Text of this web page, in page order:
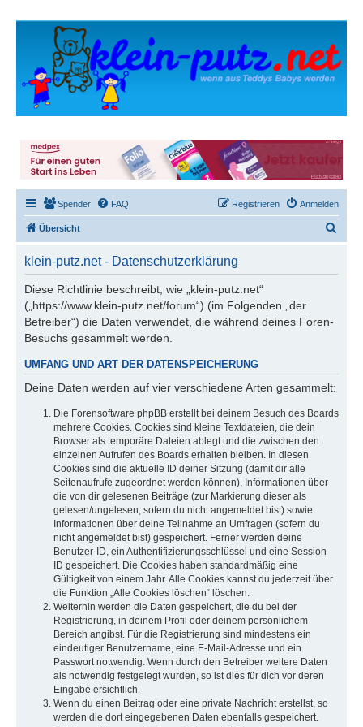
Spender FAQ Anmelden
Registrieren
Übersicht
klein-putz.net - Datenschutzerklärung
Diese Richtlinie beschreibt, wie „klein-putz.net“
(„https://www.klein-putz.net/forum“) (im Folgenden „der
Betreiber“) die Daten verwendet, die während deines Foren-
Besuchs gesammelt werden.
UMFANG UND ART DER DATENSPEICHERUNG
Deine Daten werden auf vier verschiedene Arten gesammelt:
Die Forensoftware phpBB erstellt bei deinem Besuch des Boards
mehrere Cookies. Cookies sind kleine Textdateien, die dein
Browser als temporäre Dateien ablegt und die zwischen den
einzelnen Aufrufen des Boards erhalten bleiben. In diesen
Cookies sind die aktuelle ID deiner Sitzung (damit dir alle
Seitenaufrufe zugeordnet werden können), Informationen über
die von dir gelesenen Beiträge (zur Markierung dieser als
gelesen/ungelesen; sofern du nicht angemeldet bist) sowie
Informationen über deine Teilnahme an Umfragen (sofern du
nicht angemeldet bist) gespeichert. Ferner werden deine
Benutzer-ID, ein Authentifizierungsschlüssel und eine Session-
ID gespeichert. Die Cookies haben standardmäßig eine
Gültigkeit von einem Jahr. Alle Cookies kannst du jederzeit über
die Funktion „Alle Cookies löschen“ löschen.
Weiterhin werden die Daten gespeichert, die du bei der
Registrierung, in deinem Profil oder deinem persönlichem
Bereich angibst. Für die Registrierung sind mindestens ein
eindeutiger Benutzername, eine E-Mail-Adresse und ein
Passwort notwendig. Wenn durch den Betreiber weitere Daten
als notwendig festgelegt wurden, so ist dies für dich vor deren
Eingabe ersichtlich.
Wenn du einen Beitrag oder eine private Nachricht erstellst, so
werden die dort eingegebenen Daten ebenfalls gespeichert.